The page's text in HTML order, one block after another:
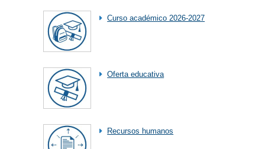
Curso académico 2026-2027
Oferta educativa
Recursos humanos